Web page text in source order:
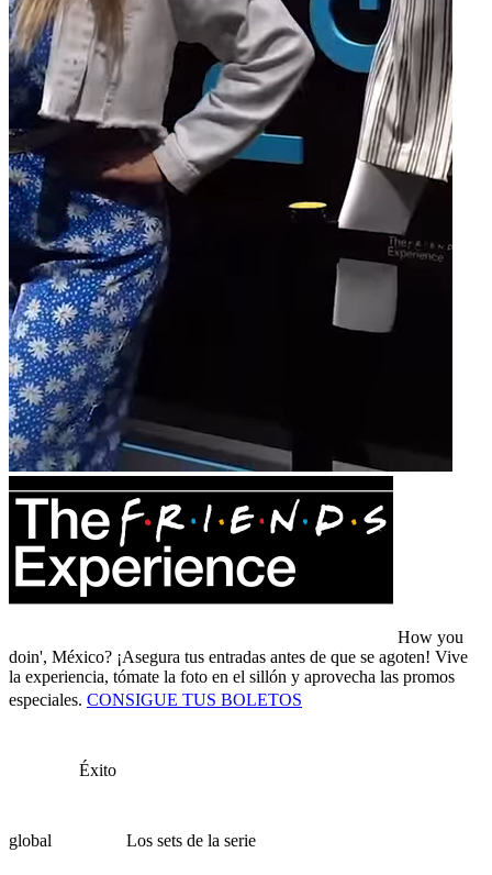
How you
doin', México? ¡Asegura tus entradas antes de que se agoten! Vive
la experiencia, tómate la foto en el sillón y aprovecha las promos
especiales. CONSIGUE TUS BOLETOS
Éxito
global Los sets de la serie